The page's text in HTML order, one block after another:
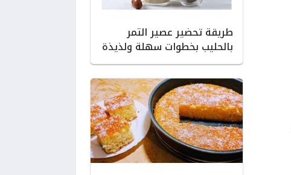
طريقة تحضير عصير التمر
بالحليب بخطوات سهلة ولذيذة